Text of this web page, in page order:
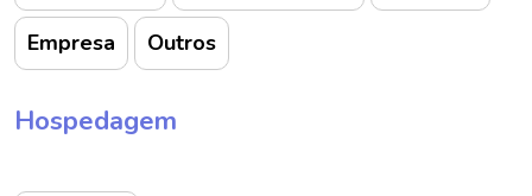
Empresa Outros
Hospedagem